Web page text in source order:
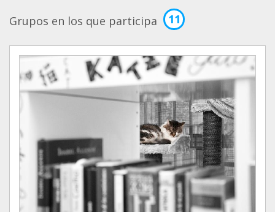
Grupos en los que participa 11